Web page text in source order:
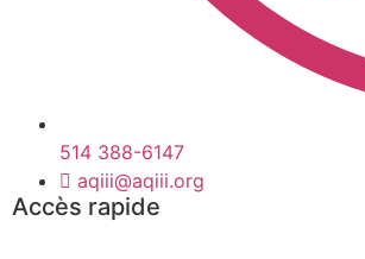
514 388-6147
aqiii@aqiii.org
Accès rapide